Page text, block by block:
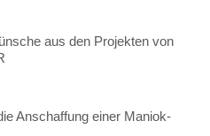
aus den Projekten von
Anschaffung einer Maniok-